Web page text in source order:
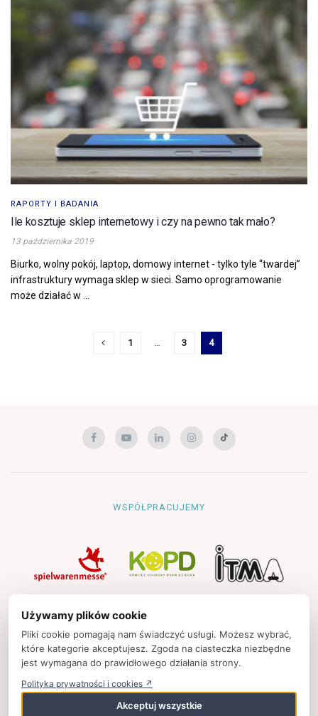
RAPORTY I BADANIA
Ile kosztuje sklep internetowy i czy na pewno tak mało?
13 października 2019
Biurko, wolny pokój, laptop, domowy internet - tylko tyle “twardej”
infrastruktury wymaga sklep w sieci. Samo oprogramowanie
może działać w ...
1 … 3 4
WSPÓŁPRACUJEMY
Strona główna
Polityka prywatności
Kontakt
Strony partnerskie
Używamy plików cookie
Pliki cookie pomagają nam świadczyć usługi. Możesz wybrać,
które kategorie akceptujesz. Zgoda na ciasteczka niezbędne
jest wymagana do prawidłowego działania strony.
Polityka prywatności i cookies ↗
Akceptuj wszystkie